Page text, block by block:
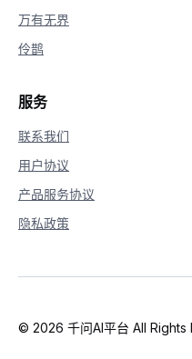
万有无界
伶鹊
服务
联系我们
用户协议
产品服务协议
隐私政策
© 2026 千问AI平台 All Rights